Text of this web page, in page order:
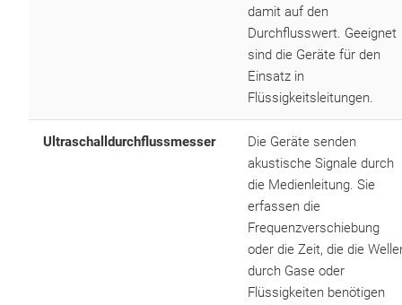
damit auf den
Durchflusswert. Geeignet
sind die Geräte für den
Einsatz in
Flüssigkeitsleitungen.
Ultraschalldurchflussmesser
Die Geräte senden
akustische Signale durch
die Medienleitung. Sie
erfassen die
Frequenzverschiebung
oder die Zeit, die die
durch Gase oder
Flüssigkeiten benötigen